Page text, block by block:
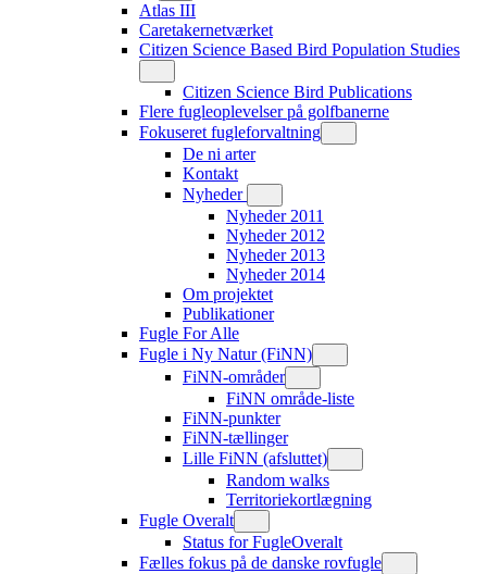
Atlas III
Caretakernetværket
Citizen Science Based Bird Population Studies
Citizen Science Bird Publications
Flere fugleoplevelser på golfbanerne
Fokuseret fugleforvaltning
De ni arter
Kontakt
Nyheder
Nyheder 2011
Nyheder 2012
Nyheder 2013
Nyheder 2014
Om projektet
Publikationer
Fugle For Alle
Fugle i Ny Natur (FiNN)
FiNN-områder
FiNN område-liste
FiNN-punkter
FiNN-tællinger
Lille FiNN (afsluttet)
Random walks
Territoriekortlægning
Fugle Overalt
Status for FugleOveralt
Fælles fokus på de danske rovfugle